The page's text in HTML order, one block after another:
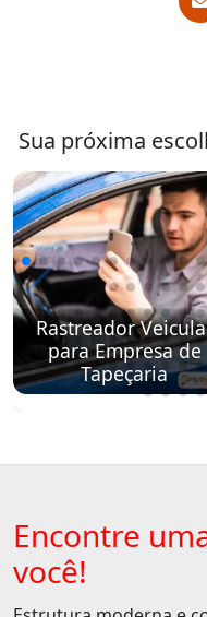
Sua próxima
Rastreador
para Empresa de
Tapeçaria
Encontre
você!